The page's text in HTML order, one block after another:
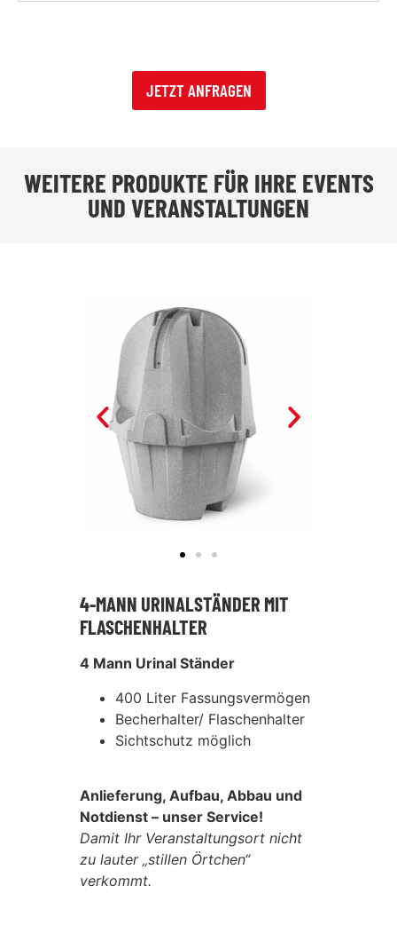
JETZT ANFRAGEN
WEITERE PRODUKTE FÜR IHRE EVENTS
UND VERANSTALTUNGEN
4-MANN URINALSTÄNDER MIT
FLASCHENHALTER
4 Mann Urinal Ständer
400 Liter Fassungsvermögen
Becherhalter/ Flaschenhalter
Sichtschutz möglich
Anlieferung, Aufbau, Abbau und
Notdienst – unser Service!
Damit Ihr Veranstaltungsort nicht
zu lauter „stillen Örtchen“
verkommt.